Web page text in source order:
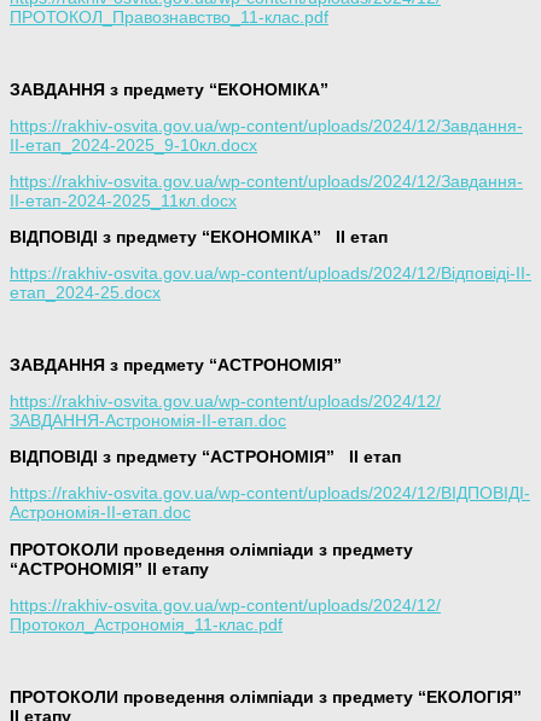
ПРОТОКОЛ_Правознавство_11-клас.pdf
ЗАВДАННЯ з предмету “ЕКОНОМІКА”
https://rakhiv-osvita.gov.ua/wp-content/uploads/2024/12/Завдання-
ІІ-етап_2024-2025_9-10кл.docx
https://rakhiv-osvita.gov.ua/wp-content/uploads/2024/12/Завдання-
ІІ-етап-2024-2025_11кл.docx
ВІДПОВІДІ з предмету “ЕКОНОМІКА”
ІІ етап
https://rakhiv-osvita.gov.ua/wp-content/uploads/2024/12/Відповіді-ІІ-
етап_2024-25.docx
ЗАВДАННЯ з предмету “АСТРОНОМІЯ”
https://rakhiv-osvita.gov.ua/wp-content/uploads/2024/12/
ЗАВДАННЯ-Астрономія-ІІ-етап.doc
ВІДПОВІДІ з предмету “АСТРОНОМІЯ”
ІІ етап
https://rakhiv-osvita.gov.ua/wp-content/uploads/2024/12/ВІДПОВІДІ-
Астрономія-ІІ-етап.doc
ПРОТОКОЛИ проведення олімпіади з предмету
“АСТРОНОМІЯ” ІІ етапу
https://rakhiv-osvita.gov.ua/wp-content/uploads/2024/12/
Протокол_Астрономія_11-клас.pdf
ПРОТОКОЛИ проведення олімпіади з предмету “ЕКОЛОГІЯ”
ІІ етапу